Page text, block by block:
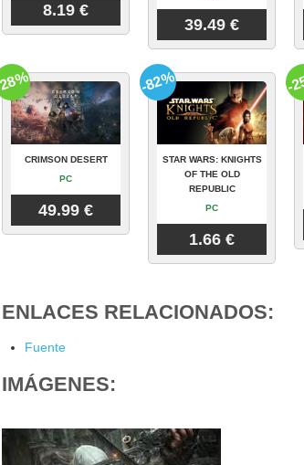
8.19 €
39.49 €
CRIMSON DESERT
PC
49.99 €
STAR WARS: KNIGHTS
OF THE OLD
REPUBLIC
PC
1.66 €
-82% -
ENLACES RELACIONADOS:
Fuente
IMÁGENES: